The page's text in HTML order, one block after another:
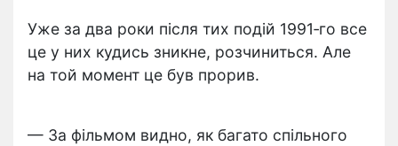
Уже за два роки після тих подій 1991‑го все
це у них кудись зникне, розчиниться. Але
на той момент це був прорив.
— За фільмом видно, як багато спільного